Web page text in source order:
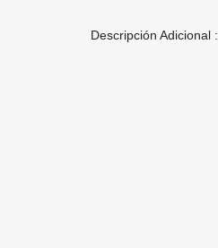
Descripción Adicional :